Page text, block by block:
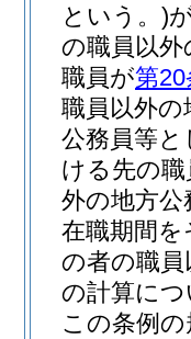
という。)
の職員以
職員が第
職員以外
公務員等
ける先の
外の地方
在職期間
の者の職
の計算に
この条例